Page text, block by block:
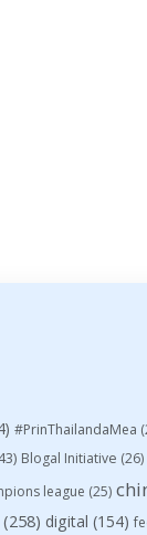
#PrinThailandaMea
Blogal Initiative (26)
league (25)
(258) digital (154)